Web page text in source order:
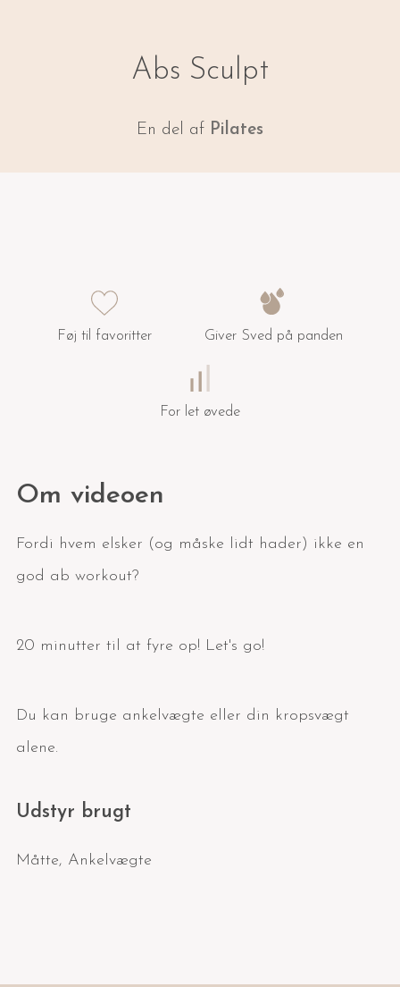
Abs Sculpt
En del af Pilates
Føj til favoritter Giver Sved på panden
For let øvede
Om videoen
Fordi hvem elsker (og måske lidt hader) ikke en
god ab workout?
20 minutter til at fyre op! Let's go!
Du kan bruge ankelvægte eller din kropsvægt
alene.
Udstyr brugt
Måtte, Ankelvægte